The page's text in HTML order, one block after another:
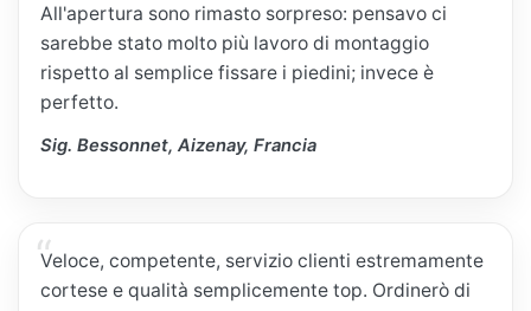
All'apertura sono rimasto sorpreso: pensavo ci
sarebbe stato molto più lavoro di montaggio
rispetto al semplice fissare i piedini; invece è
perfetto.
Sig. Bessonnet, Aizenay, Francia
Veloce, competente, servizio clienti estremamente
cortese e qualità semplicemente top. Ordinerò di